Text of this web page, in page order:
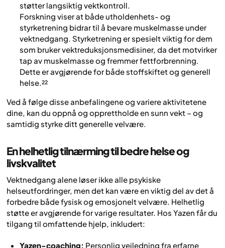
støtter langsiktig vektkontroll.
Forskning viser at både utholdenhets- og
styrketrening bidrar til å bevare muskelmasse under
vektnedgang. Styrketrening er spesielt viktig for dem
som bruker vektreduksjonsmedisiner, da det motvirker
tap av muskelmasse og fremmer fettforbrenning.
Dette er avgjørende for både stoffskiftet og generell
helse.²²
Ved å følge disse anbefalingene og variere aktivitetene
dine, kan du oppnå og opprettholde en sunn vekt – og
samtidig styrke ditt generelle velvære.
En helhetlig tilnærming til bedre helse og
livskvalitet
Vektnedgang alene løser ikke alle psykiske
helseutfordringer, men det kan være en viktig del av det å
forbedre både fysisk og emosjonelt velvære. Helhetlig
støtte er avgjørende for varige resultater. Hos Yazen får du
tilgang til omfattende hjelp, inkludert:
Yazen-coaching: Personlig veiledning fra erfarne